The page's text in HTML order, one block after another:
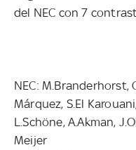
del NEC con 7
NEC: M.Branderhorst,
Márquez, S.El
L.Schöne, A.Akman,
Meijer